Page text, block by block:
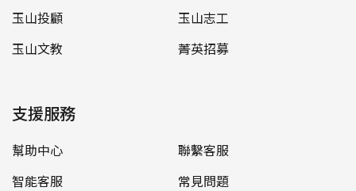
玉山投顧
玉山志工
玉山文教
菁英招募
支援服務
幫助中心
聯繫客服
智能客服
常見問題